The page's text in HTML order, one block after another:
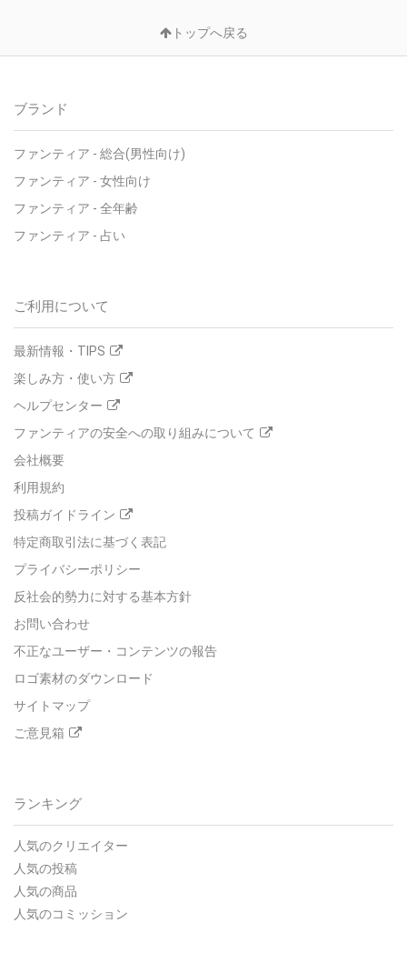
トップへ戻る
ブランド
ファンティア - 総合(男性向け)
ファンティア - 女性向け
ファンティア - 全年齢
ファンティア - 占い
ご利用について
最新情報・TIPS
楽しみ方・使い方
ヘルプセンター
ファンティアの安全への取り組みについて
会社概要
利用規約
投稿ガイドライン
特定商取引法に基づく表記
プライバシーポリシー
反社会的勢力に対する基本方針
お問い合わせ
不正なユーザー・コンテンツの報告
ロゴ素材のダウンロード
サイトマップ
ご意見箱
ランキング
人気のクリエイター
人気の投稿
人気の商品
人気のコミッション